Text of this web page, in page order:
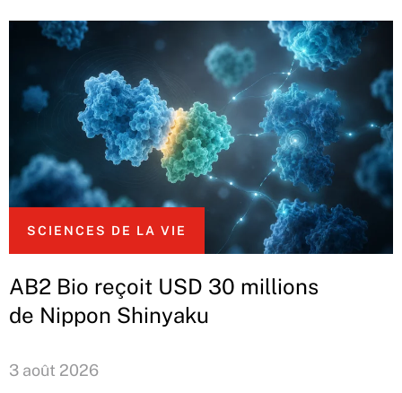
SCIENCES DE LA VIE
AB2 Bio reçoit USD 30 millions
de Nippon Shinyaku
3 août 2026